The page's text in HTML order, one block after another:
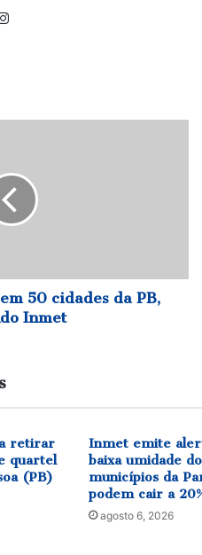
50 cidades da PB,
Inmet
retirar
quartel
(PB)
Inmet emite
baixa umidade
municípios da
podem cair a
agosto 6, 2026